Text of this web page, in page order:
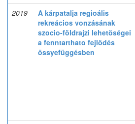
2019
A kárpatalja regioális
rekreácios vonzásának
szocio-földrajzi lehetöségei
a fenntarthato fejlödés
össyefüggésben